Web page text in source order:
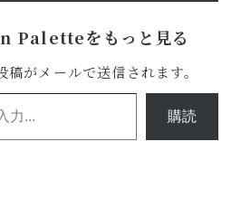
Paletteをもっと見る
がメールで送信されます。
購読